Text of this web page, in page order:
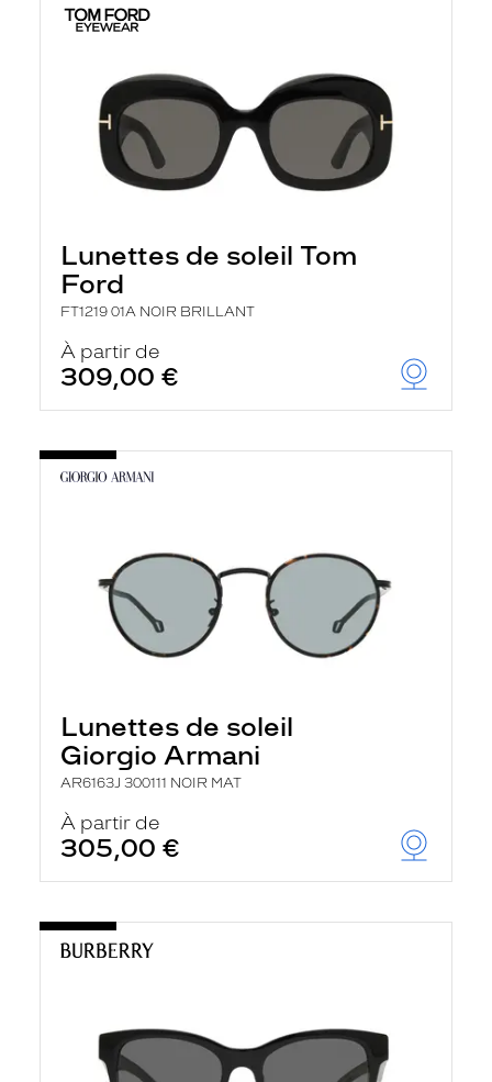
Lunettes de soleil Tom
Ford
FT1219 01A NOIR BRILLANT
À partir de
309,00 €
Lunettes de soleil
Giorgio Armani
AR6163J 300111 NOIR MAT
À partir de
305,00 €